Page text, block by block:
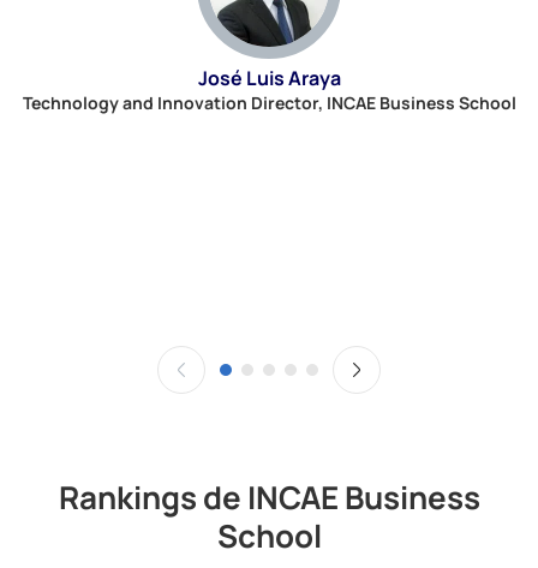
José Luis Araya
Technology and Innovation Director, INCAE Business School
Rankings de INCAE Business
School